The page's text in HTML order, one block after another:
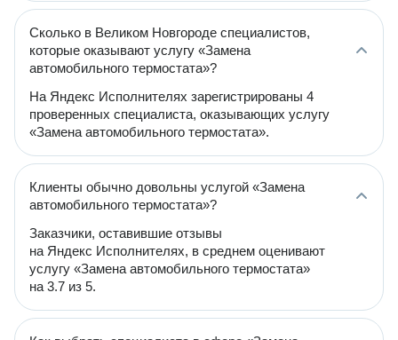
Сколько в Великом Новгороде специалистов,
которые оказывают услугу «Замена
автомобильного термостата»?
На Яндекс Исполнителях зарегистрированы 4
проверенных специалиста, оказывающих услугу
«Замена автомобильного термостата».
Клиенты обычно довольны услугой «Замена
автомобильного термостата»?
Заказчики, оставившие отзывы
на Яндекс Исполнителях, в среднем оценивают
услугу «Замена автомобильного термостата»
на 3.7 из 5.